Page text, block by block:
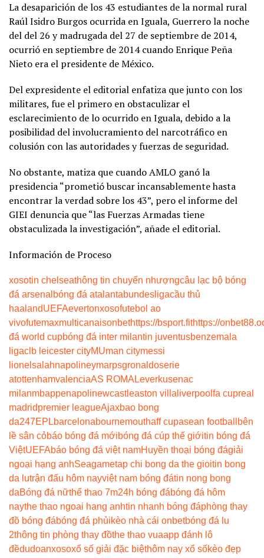
La desaparición de los 43 estudiantes de la normal rural
Raúl Isidro Burgos ocurrida en Iguala, Guerrero la noche
del del 26 y madrugada del 27 de septiembre de 2014,
ocurrió en septiembre de 2014 cuando Enrique Peña
Nieto era el presidente de México.
Del expresidente el editorial enfatiza que junto con los
militares, fue el primero en obstaculizar el
esclarecimiento de lo ocurrido en Iguala, debido a la
posibilidad del involucramiento del narcotráfico en
colusión con las autoridades y fuerzas de seguridad.
No obstante, matiza que cuando AMLO ganó la
presidencia “prometió buscar incansablemente hasta
encontrar la verdad sobre los 43”, pero el informe del
GIEI denuncia que “las Fuerzas Armadas tiene
obstaculizada la investigación”, añade el editorial.
Información de Proceso
xosotin chelseathông tin chuyển nhượngcâu lạc bộ bóng
đá arsenal bóng đá atalantabundesligacầu thủ
haalandUEFAevertonxosofutebol ao
vivofutemaxmulticanaisonbethttps://bsport.fithttps://
đá world cupbóng đá inter milantin juventusbenzema la
ligaclb leicester cityMUman citymessi
lionel salahnapolineymarpsgronaldoserie
atottenhamvalenciaAS ROMA Leverkusenac
milanmbappenapolinewcastleaston villa liverpool fa cupreal
madridpremier leagueAjaxbao bong
da247EPLbarcelonabournemouthaff cupasean football
bên
lề sân cỏbáo bóng đá mớibóng đá cúp thế giớitin bóng đá
ViệtUEFAbáo bóng đá việt namHuyền thoại bóng đágiải
ngoại hạng anhSeagametap chi bong da the gioitin bong
da lutrận đấu hôm nayviệt nam bóng đátin nong bong
daBóng đá nữthể thao 7m24h bóng đábóng đá hôm
naythe thao ngoai hang anhtin nhanh bóng đáphòng thay
đồ bóng đábóng đá phủikèo nhà cái onbetbóng đá lu
2thông tin phòng thay đồthe thao vuaapp đánh lô
đềdudoanxosoxổ số giải đặc biệthôm nay xổ sốkèo đẹp